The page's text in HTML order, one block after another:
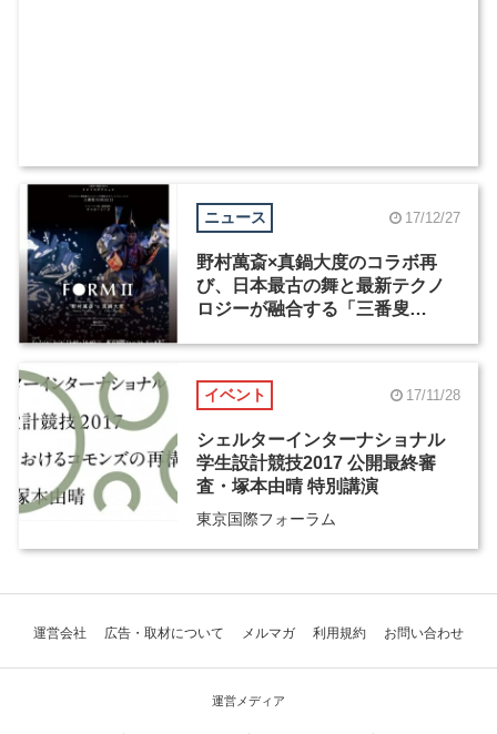
ニュース 17/12/27
野村萬斎×真鍋大度のコラボ再
び、日本最古の舞と最新テクノ
ロジーが融合する「三番叟
イベント 17/11/28
シェルターインターナショナル
学生設計競技2017 公開最終審
査・塚本由晴 特別講演
東京国際フォーラム
運営会社 広告・取材について メルマガ 利用規約 お問い合わせ
運営メディア